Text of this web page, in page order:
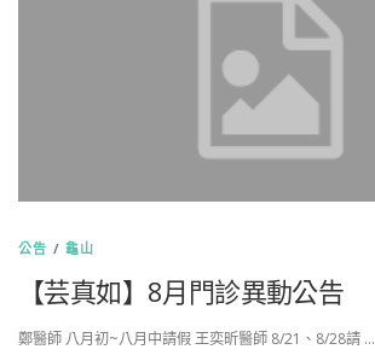
公告 /龜山
【芸真如】8月門診異動公告
鄭醫師 八月初~八月中請假 王奕昕醫師 8/21、8/28請 …